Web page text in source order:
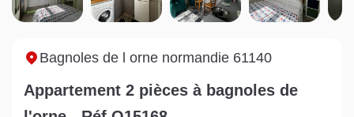
Sarthe pour booster sa
vente
quelles sont les
conséquences ?
Bagnoles de l orne normandie 61140
Appartement 2 pièces à bagnoles de